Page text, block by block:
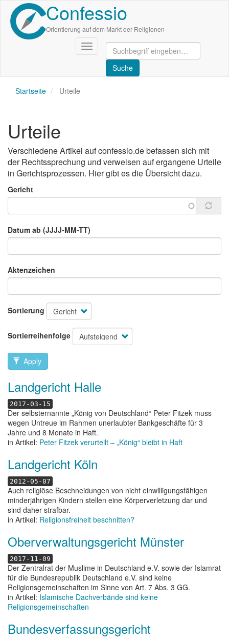
Direkt
zum
Inhalt
Confessio
Orientierung auf dem Markt der Religionen
Navigation
aktivieren/deaktivieren
Startseite Urteile
Urteile
Verschiedene Artikel auf confessio.de befassen sich mit
der Rechtssprechung und verweisen auf ergangene Urteile
in Gerichtsprozessen. Hier gibt es die Übersicht dazu.
Gericht
Datum ab (JJJJ-MM-TT)
Aktenzeichen
Sortierung
Sortierreihenfolge
Apply
Landgericht Halle
2017-03-15
Der selbsternannte „König von Deutschland“ Peter Fitzek muss
wegen Untreue im Rahmen unerlaubter Bankgeschäfte für 3
Jahre und 8 Monate in Haft.
in Artikel: Peter Fitzek verurteilt – „König“ bleibt in Haft
Landgericht Köln
2012-05-07
Auch religiöse Beschneidungen von nicht einwilligungsfähigen
minderjährigen Kindern stellen eine Körperverletzung dar und
sind daher strafbar.
in Artikel: Religionsfreiheit beschnitten?
Oberverwaltungsgericht Münster
2017-11-09
Der Zentralrat der Muslime in Deutschland e.V. sowie der Islamrat
für die Bundesrepublik Deutschland e.V. sind keine
Religionsgemeinschaften im Sinne von Art. 7 Abs. 3 GG.
in Artikel: Islamische Dachverbände sind keine
Religionsgemeinschaften
Bundesverfassungsgericht